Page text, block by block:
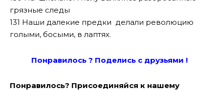
грязные следы
131 Наши далекие предки делали революцию
голыми, босыми, в лаптях.
Понравилось ? Поделись с друзьями !
Понравилось? Присоединяйся к нашему